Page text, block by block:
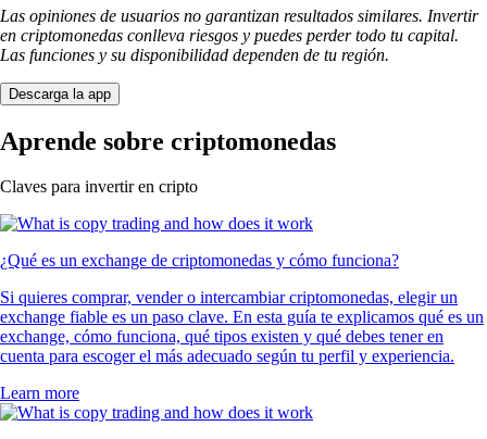
Las opiniones de usuarios no garantizan resultados similares. Invertir
en criptomonedas conlleva riesgos y puedes perder todo tu capital.
Las funciones y su disponibilidad dependen de tu región.
Descarga la app
Aprende sobre criptomonedas
Claves para invertir en cripto
¿Qué es un exchange de criptomonedas y cómo funciona?
Si quieres comprar, vender o intercambiar criptomonedas, elegir un
exchange fiable es un paso clave. En esta guía te explicamos qué es un
exchange, cómo funciona, qué tipos existen y qué debes tener en
cuenta para escoger el más adecuado según tu perfil y experiencia.
Learn more